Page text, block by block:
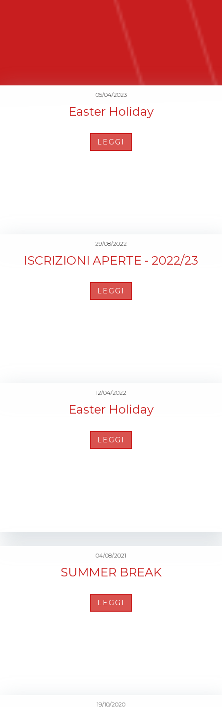
05/04/2023
Easter Holiday
LEGGI
29/08/2022
ISCRIZIONI APERTE - 2022/23
LEGGI
12/04/2022
Easter Holiday
LEGGI
04/08/2021
SUMMER BREAK
LEGGI
19/10/2020